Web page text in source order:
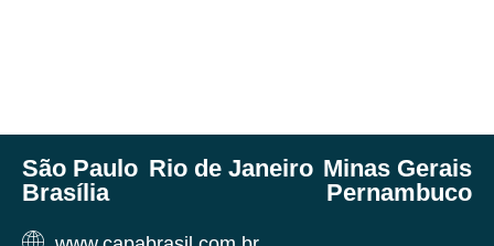
São Paulo Rio de Janeiro Minas Gerais
Brasília
Pernambuco